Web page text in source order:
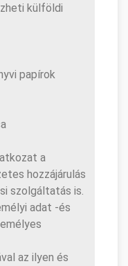
külföldi
papírok
a
hozzájárulás
szolgáltatás is.
adat -és
az ilyen és